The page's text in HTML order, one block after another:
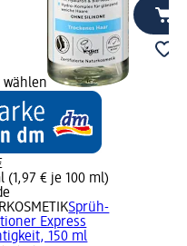
wählen
(1,97 € je 100 ml)
Sprüh-
Express
150 ml